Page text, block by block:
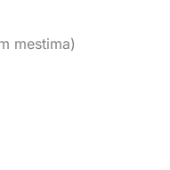
mestima)